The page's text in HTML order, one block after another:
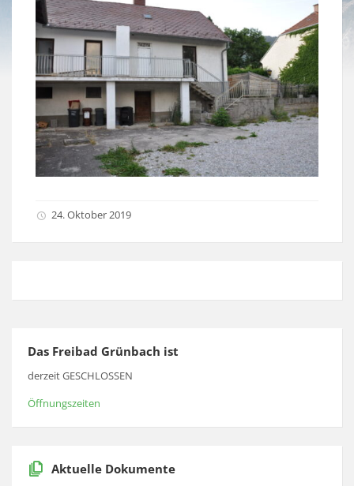
24. Oktober 2019
Das Freibad Grünbach ist
derzeit GESCHLOSSEN
Öffnungszeiten
Aktuelle Dokumente